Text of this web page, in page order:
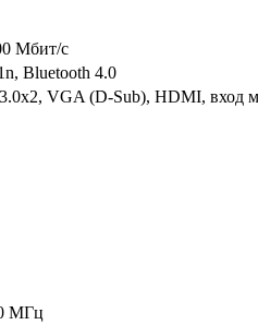
Мбит/c
Bluetooth 4.0
VGA (D-Sub), HDMI,
МГц